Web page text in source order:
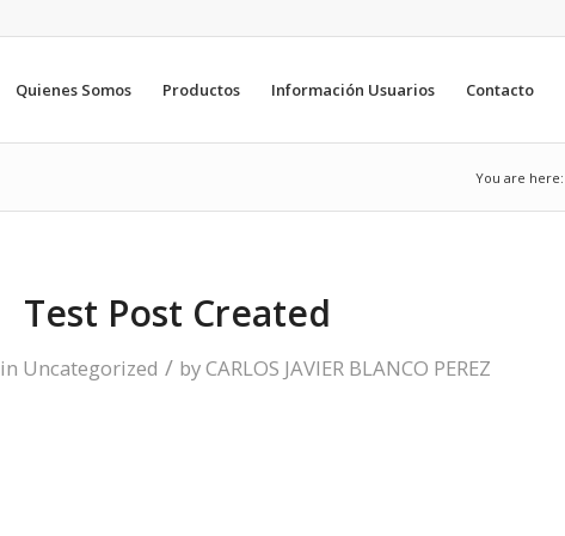
Quienes Somos Productos Información Usuarios Contacto
You are here:
Test Post Created
in Uncategorized / byCARLOS JAVIER BLANCO PEREZ